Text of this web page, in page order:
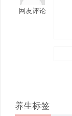
网友评论
养生标签